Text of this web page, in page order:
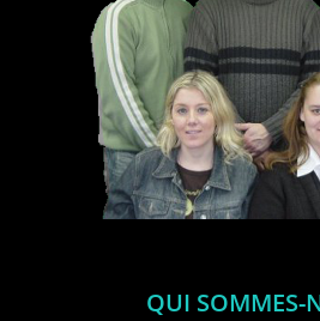
QUI SOMMES-